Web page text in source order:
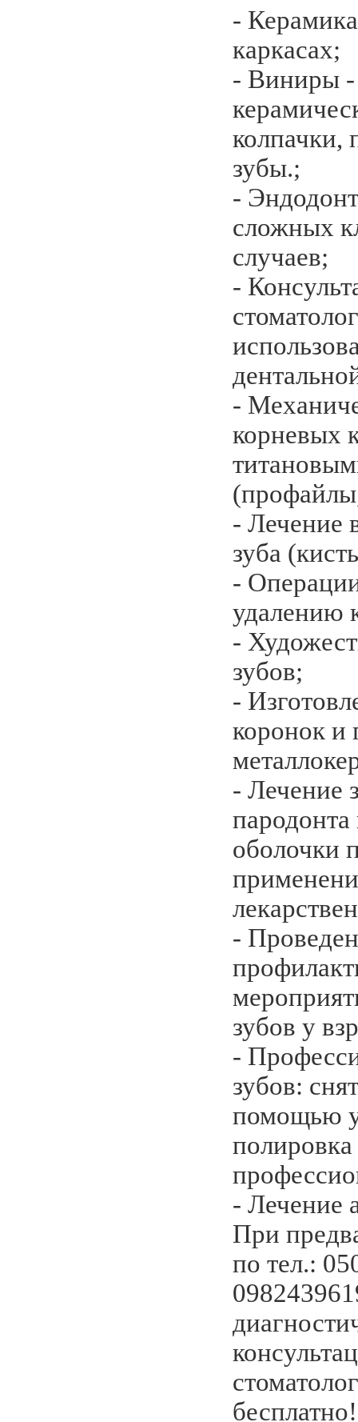
-
каркасах;
- Виниры -
колпачки,
зубы.;
-
сложных
случаев;
-
-
корневых
- Лечение
зуба
-
удалению
-
зубов;
-
коронок и
- Лечение
пародонта
оболочки
-
зубов у
-
зубов:
помощью
полировка
- Лечение
При
по тел.: